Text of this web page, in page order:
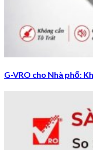
G-VRO cho Nhà phố: